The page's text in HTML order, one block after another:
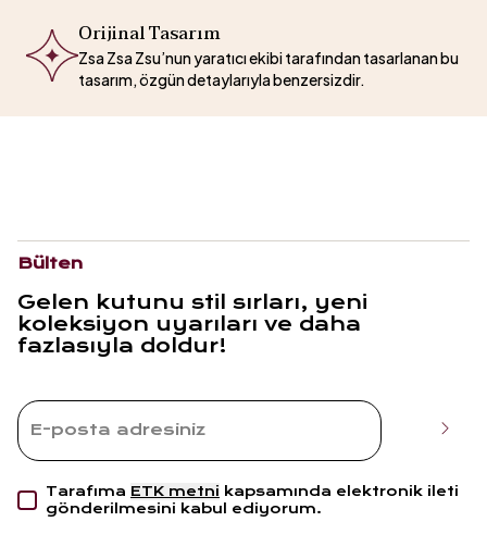
Orijinal Tasarım
Zsa Zsa Zsu’nun yaratıcı ekibi tarafından tasarlanan bu
tasarım, özgün detaylarıyla benzersizdir.
Bülten
Gelen kutunu stil sırları, yeni
koleksiyon uyarıları ve daha
fazlasıyla doldur!
Tarafıma ETK metni kapsamında elektronik ileti
gönderilmesini kabul ediyorum.